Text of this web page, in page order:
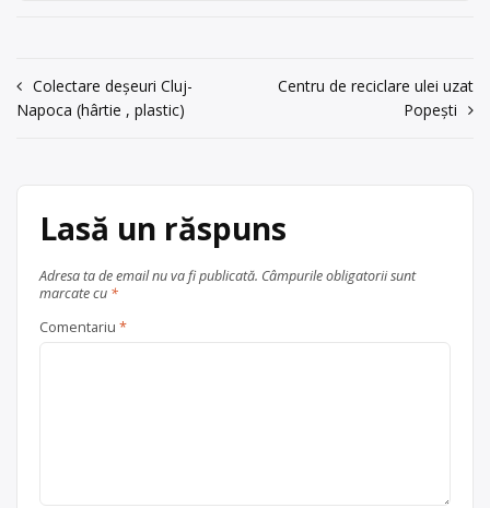
punct de colectare în Corunca, la
adresa: . Sediu social:Tg. Mureș str.
Baneasa, nr. 8 tel.
electrocasnice (DEEE) , în
Navigare
în
Colectare deșeuri Cluj-
Napoca (hârtie , plastic)
Centru de reciclare ulei uzat
Popești
Lasă un răspuns
Adresa ta de email nu va fi publicată. Câmpurile obligatorii sunt
marcate cu *
Comentariu *